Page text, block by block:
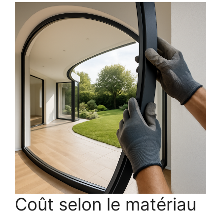
Coût selon le matériau